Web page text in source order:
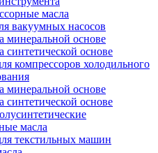
масла
вакуумных насосов
минеральной основе
синтетической основе
компрессоров холодильного
минеральной основе
синтетической основе
масла
текстильных машин